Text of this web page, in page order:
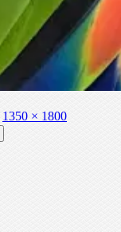
1350 × 1800